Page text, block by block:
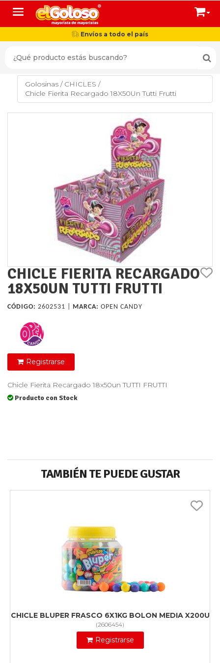
Toggle navigation
Envíos a todo el país
Golosinas / CHICLES /
Chicle Fierita Recargado 18X50Un Tutti Frutti
CHICLE FIERITA RECARGADO
18X50UN TUTTI FRUTTI
CÓDIGO: 2602531 | MARCA: OPEN CANDY
Registrarse
Chicle Fierita Recargado 18x50un TUTTI FRUTTI
Producto con Stock
TAMBIÉN TE PUEDE GUSTAR
CHICLE BLUPER FRASCO 6X1KG BOLON MEDIA X200U
(2606454)
Registrarse